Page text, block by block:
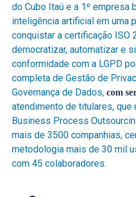
do Cubo Itaú e a 1º empresa
inteligência artificial em uma
conquistar a certificação ISO
democratizar, automatizar e
conformidade com a LGPD
completa de Gestão de
Governança de Dados, com
atendimento de titulares,
Business Process
mais de 3500 companhias,
metodologia mais de 30 mil
com 45 colaboradores.